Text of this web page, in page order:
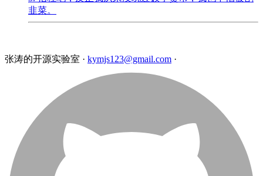
韭菜。
张涛的开源实验室 · kymjs123@gmail.com ·